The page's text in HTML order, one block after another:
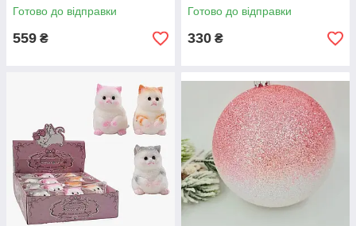
Готово до відправки
559 ₴
Готово до відправки
330 ₴